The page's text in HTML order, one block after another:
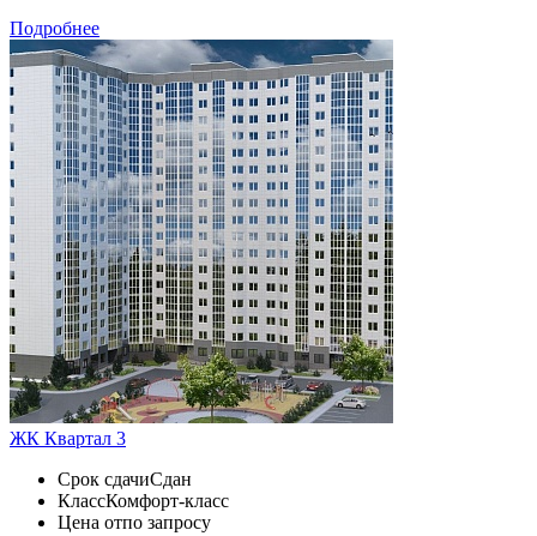
Подробнее
ЖК Квартал 3
Срок сдачиСдан
КлассКомфорт-класс
Цена отпо запросу